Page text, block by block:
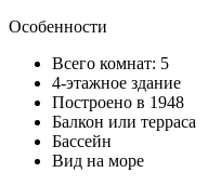
Особенности
Всего комнат: 5
4-этажное здание
Построено в 1948
Балкон или терраса
Бассейн
Вид на море